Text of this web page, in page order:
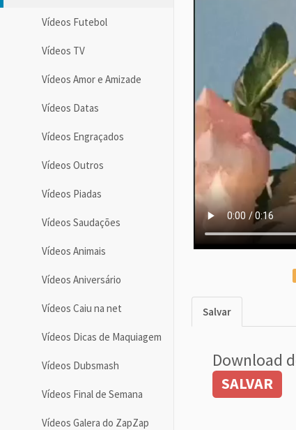
Vídeos Futebol
Vídeos TV
Vídeos Amor e Amizade
Vídeos Datas
Vídeos Engraçados
Vídeos Outros
Vídeos Piadas
Vídeos Saudações
Vídeos Animais
Vídeos Aniversário
Vídeos Caiu na net
Vídeos Dicas de Maquiagem
Vídeos Dubsmash
Vídeos Final de Semana
Vídeos Galera do ZapZap
Salvar
Download
SALVAR